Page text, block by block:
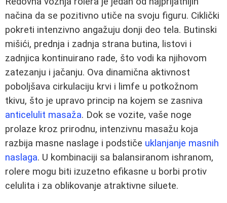
načina da se pozitivno utiče na svoju figuru. Ciklički
pokreti intenzivno angažuju donji deo tela. Butinski
mišići, prednja i zadnja strana butina, listovi i
zadnjica kontinuirano rade, što vodi ka njihovom
zatezanju i jačanju. Ova dinamična aktivnost
poboljšava cirkulaciju krvi i limfe u potkožnom
tkivu, što je upravo princip na kojem se zasniva
anticelulit masaža. Dok se vozite, vaše noge
prolaze kroz prirodnu, intenzivnu masažu koja
razbija masne naslage i podstiče uklanjanje masnih
naslaga. U kombinaciji sa balansiranom ishranom,
rolere mogu biti izuzetno efikasne u borbi protiv
celulita i za oblikovanje atraktivne siluete.